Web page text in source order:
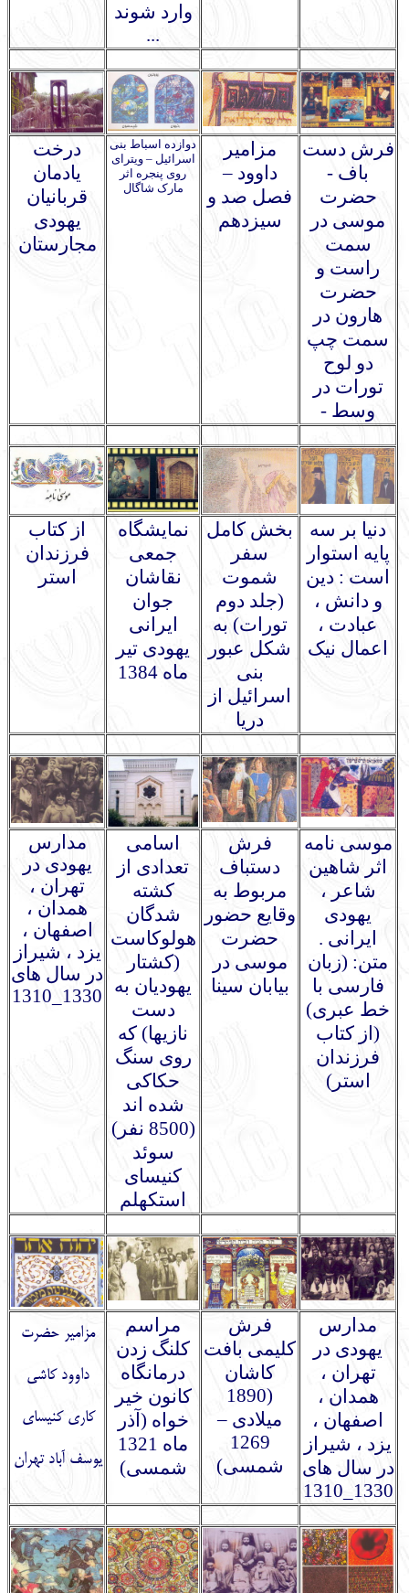
وارد شوند
...
فرش دست
باف -
حضرت
موسی در
سمت
راست و
حضرت
هارون در
سمت چپ
دو لوح
تورات در
وسط -
مزامیر
داوود –
فصل صد و
سیزدهم
دوازده اسباط بنی
اسرائیل – ویترای
روی پنجره اثر
مارک شاگال
درخت
یادمان
قربانیان
یهودی
مجارستان
دنیا بر سه
پایه استوار
است : دین
و دانش ،
عبادت ،
اعمال نیک
بخش کامل
سفر
شموت
(جلد دوم
تورات) به
شکل عبور
بنی
اسرائیل از
دریا
نمایشگاه
جمعی
نقاشان
جوان
ایرانی
یهودی تیر
ماه 1384
از کتاب
فرزندان
استر
موسی نامه
اثر شاهین
شاعر ،
یهودی
ایرانی .
متن: (زبان
فارسی با
خط عبری)
(از کتاب
فرزندان
استر)
فرش
دستباف
مربوط به
وقایع حضور
حضرت
موسی در
بیابان سینا
اسامی
تعدادی از
کشته
شدگان
هولوکاست
(کشتار
یهودیان به
دست
نازیها) که
روی سنگ
حکاکی
شده اند
(8500 نفر)
سوئد
کنیسای
استکهلم
مدارس
یهودی در
تهران ،
همدان ،
اصفهان ،
یزد ، شیراز
در سال های
1330_1310
مدارس
یهودی در
تهران ،
همدان ،
اصفهان ،
یزد ، شیراز
در سال های
1330_1310
فرش
کلیمی بافت
کاشان
(1890
میلادی –
1269
شمسی)
مراسم
کلنگ زدن
درمانگاه
کانون خیر
خواه (آذر
ماه 1321
شمسی)
مزامیر حضرت
داوود کاشی
کاری کنیسای
یوسف آباد تهران